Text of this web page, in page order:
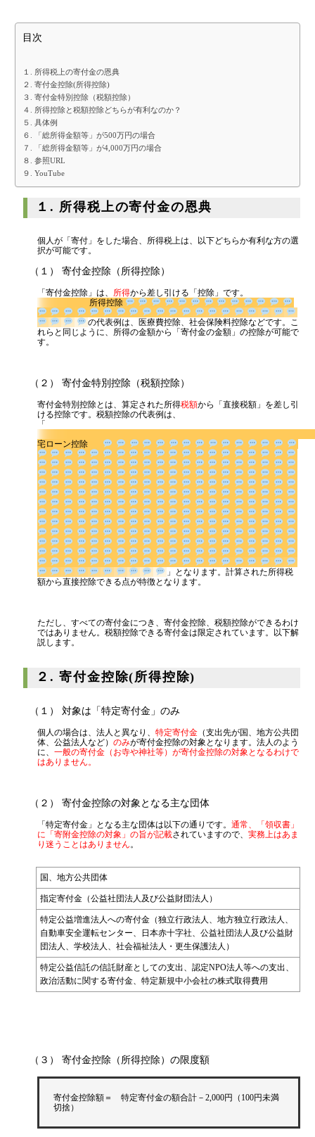
創業3年目までの特別料金
他の税理士事務所からの切り替えの場合
ベンチャー企業応援パック
記帳代行/その他
個人事業主のお客様
事務所案内
代表挨拶
大阪オフィス
事務所概要
アクセスマップ
代表プロフィール
スタッフプロフィール
税金の豆知識
所得税
法人税
消費税
源泉所得税
その他
目次
１. 所得税上の寄付金の恩典
２. 寄付金控除(所得控除)
３. 寄付金特別控除（税額控除）
４. 所得控除と税額控除どちらが有利なのか？
５. 具体例
６. 「総所得金額等」が500万円の場合
７. 「総所得金額等」が4,000万円の場合
８. 参照URL
９. YouTube
１. 所得税上の寄付金の恩典
個人が「寄付」をした場合、所得税上は、以下どちらか有利な方の選
択が可能です。
（１） 寄付金控除（所得控除）
「寄付金控除」は、 所得から差し引ける「控除」です。
所得控除
の代表例は、医療費控除、社会保険料控除などで
す。これらと同じように、所得の金額から「寄付金の金額」の控除が
可能です。
（２） 寄付金特別控除（税額控除）
寄付金特別控除とは、算定された所得税額から「直接税額」を差し引
ける控除です。税額控除の代表例は、
「
宅ローン控除
」となりま
す。計算された所得税額から直接控除できる点が特徴となります。
ただし、すべての寄付金につき、寄付金控除、税額控除ができるわけ
ではありません。税額控除できる寄付金は限定されています。以下解
説します。
２. 寄付金控除(所得控除)
（１） 対象は「特定寄付金」のみ
個人の場合は、法人と異なり、 特定寄付金 （支出先が国、地方公共団
体、公益法人など） のみが寄付金控除の対象となります。法人のよう
に、 一般の寄付金（お寺や神社等）が寄付金控除の対象となるわけで
はありません。
（２） 寄付金控除の対象となる主な団体
「特定寄付金」となる主な団体は以下の通りです。 通常、「領収書」
に「寄附金控除の対象」の旨が記載されていますので、 実務上はあま
り迷うことはありません 。
国、地方公共団体
指定寄付金（公益社団法人及び公益財団法人）
特定公益増進法人への寄付金（独立行政法人、地方独立行政法人、
自動車安全運転センター、日本赤十字社、公益社団法人及び公益財
団法人、学校法人、社会福祉法人・更生保護法人）
特定公益信託の信託財産としての支出、認定NPO法人等への支出、
政治活動に関する寄付金、特定新規中小会社の株式取得費用
（３） 寄付金控除（所得控除）の限度額
寄付金控除額＝ 特定寄付金の額合計－2,000円（100円未満
切捨）